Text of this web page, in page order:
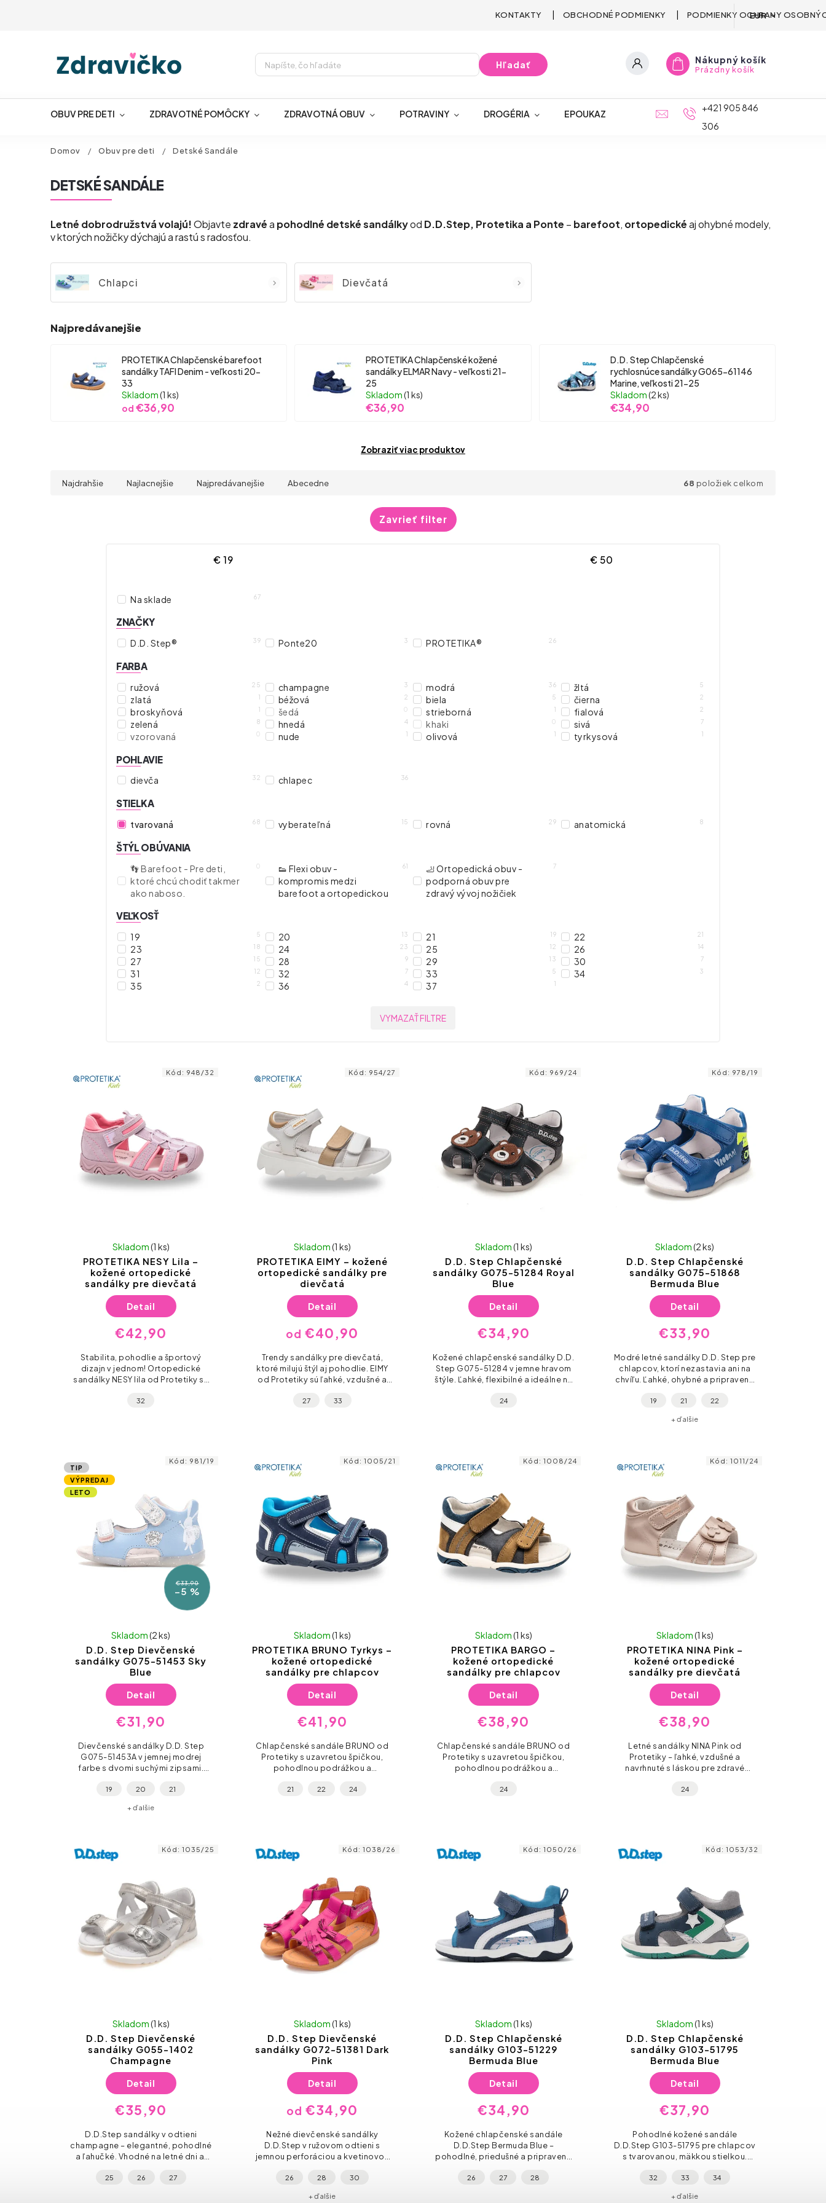
KONTAKTY OBCHODNÉ PODMIENKY PODMIENKY OCHRANY
EUR
Hľadať Nákupný košík
Prázdny košík
OBUV PRE DETI ZDRAVOTNÉ POMÔCKY ZDRAVOTNÁ OBUV POTRAVINY DROGÉRIA EPOUKAZ
+421 905 846
306
Domov / Obuv pre deti / Detské Sandále
DETSKÉ SANDÁLE
Letné dobrodružstvá volajú!Objavte zdravéa pohodlné detské sandálkyod D.D.Step, Protetika a Ponte – barefoot, ortopedickéaj ohybné modely,
v ktorých nožičky dýchajú a rastú s radosťou.
Chlapci Dievčatá
Najpredávanejšie
PROTETIKA Chlapčenské barefoot
sandálky TAFI Denim - veľkosti 20-
33
Skladom(1 ks)
od €36,90
PROTETIKA Chlapčenské kožené
sandálky ELMAR Navy - veľkosti 21-
25
Skladom(1 ks)
€36,90
D.D. Step Chlapčenské
rychlosnúce sandálky G065-61146
Marine, veľkosti 21-25
Skladom(2 ks)
€34,90
Zobraziť viac produktov
Najdrahšie Najlacnejšie Najpredávanejšie Abecedne 68 položiek celkom
Zavrieť filter
€ 19 € 50
Na sklade 67
ZNAČKY
D.D. Step® 39 Ponte20 3 PROTETIKA® 26
FARBA
ružová 25 champagne 3 modrá 36 žltá 5
zlatá 1 béžová 2 biela 5 čierna 2
broskyňová 1 šedá 0 strieborná 1 fialová 2
zelená 8 hnedá 4 khaki 0 sivá 7
vzorovaná 0 nude 1 olivová 1 tyrkysová 1
POHLAVIE
dievča 32 chlapec 36
STIELKA
tvarovaná 68 vyberateľná 15 rovná 29 anatomická 8
ŠTÝL OBÚVANIA
👣 Barefoot - Pre deti,
ktoré chcú chodiť takmer
ako naboso.
0
👟 Flexi obuv -
kompromis medzi
barefoot a ortopedickou
61
🦶 Ortopedická obuv -
podporná obuv pre
zdravý vývoj nožičiek
7
VEĽKOSŤ
19 5 20 13 21 19 22 21
23 18 24 23 25 12 26 14
27 15 28 9 29 13 30 7
31 12 32 7 33 5 34 3
35 2 36 4 37 1
VYMAZAŤ FILTRE
PROTETIKA NESY Lila –
kožené ortopedické
sandálky pre dievčatá
Skladom(1 ks)
€42,90
Detail
Stabilita, pohodlie a športový
dizajn v jednom! Ortopedické
sandálky NESY lila od Protetiky sú
parádnice, ktoré potrebujú istý
32
Kód: 948/32
PROTETIKA EIMY – kožené
ortopedické sandálky pre
dievčatá
Skladom(1 ks)
od €40,90
Detail
Trendy sandálky pre dievčatá,
ktoré milujú štýl aj pohodlie. EIMY
od Protetiky sú ľahké, vzdušné a
letné dni plné pohybu.
27 33
Kód: 954/27
D.D. Step Chlapčenské
sandálky G075-51284 Royal
Blue
Skladom(1 ks)
€34,90
Detail
Kožené chlapčenské sandálky D.D.
Step G075-51284 v jemne hravom
štýle. Ľahké, flexibilné a ideálne na
mesta aj škôlky.
24
Kód: 969/24
D.D. Step Chlapčenské
sandálky G075-51868
Bermuda Blue
Skladom(2 ks)
€33,90
Detail
Modré letné sandálky D.D. Step pre
chlapcov, ktorí nezastavia ani na
chvíľu. Ľahké, ohybné a pripravené
19 21 22
+ ďalšie
Kód: 978/19
TIP
VÝPREDAJ
LETO
€33,90
–5 %
D.D. Step Dievčenské
sandálky G075-51453 Sky
Blue
Skladom(2 ks)
€31,90
Detail
Dievčenské sandálky D.D. Step
G075-51453A v jemnej modrej
farbe s dvomi suchými zipsami.
pre pohodlie aj slobodu pohybu.
19 20 21
+ ďalšie
Kód: 981/19
PROTETIKA BRUNO Tyrkys –
kožené ortopedické
sandálky pre chlapcov
Skladom(1 ks)
€41,90
Detail
Chlapčenské sandále BRUNO od
Protetiky s uzavretou špičkou,
pohodlnou podrážkou a
Skvelé na letné výpravy!
21 22 24
Kód:1005/21
PROTETIKA BARGO –
kožené ortopedické
sandálky pre chlapcov
Skladom(1 ks)
€38,90
Detail
Chlapčenské sandále BRUNO od
Protetiky s uzavretou špičkou,
pohodlnou podrážkou a
Skvelé na letné výpravy!
24
Kód:1008/24
PROTETIKA NINA Pink –
kožené ortopedické
sandálky pre dievčatá
Skladom(1 ks)
€38,90
Detail
Letné sandálky NINA Pink od
Protetiky – ľahké, vzdušné a
navrhnuté s láskou pre zdravé
24
Kód:1011/24
D.D. Step Dievčenské
sandálky G055-1402
Champagne
Skladom(1 ks)
€35,90
Detail
D.D.Step sandálky v odtieni
champagne – elegantné, pohodlné
a ľahučké. Vhodné na letné dni aj
25 26 27
Kód:1035/25
D.D. Step Dievčenské
sandálky G072-51381 Dark
Pink
Skladom(1 ks)
od €34,90
Detail
Nežné dievčenské sandálky
D.D.Step v ružovom odtieni s
jemnou perforáciou a kvetinovou
slečny.
26 28 30
+ ďalšie
Kód:1038/26
D.D. Step Chlapčenské
sandálky G103-51229
Bermuda Blue
Skladom(1 ks)
€34,90
Detail
Kožené chlapčenské sandále
D.D.Step Bermuda Blue –
pohodlné, priedušné a pripravené
Objednajte si ich ešte dnes!
26 27 28
Kód:1050/26
D.D. Step Chlapčenské
sandálky G103-51795
Bermuda Blue
Skladom(1 ks)
€37,90
Detail
Pohodlné kožené sandále
D.D.Step G103-51795 pre chlapcov
s tvarovanou, mäkkou stielkou.
dni.
32 33 34
+ ďalšie
Kód:1053/32